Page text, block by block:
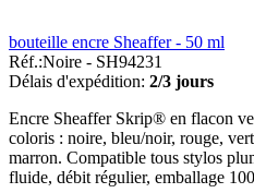
bouteille encre Sheaffer - 50 ml
Réf.:Noire - SH94231
Délais d'expédition: 2/3 jours
Encre Sheaffer Skrip® en flacon
coloris : noire, bleu/noir, rouge,
marron. Compatible tous stylos
fluide, débit régulier, emballage